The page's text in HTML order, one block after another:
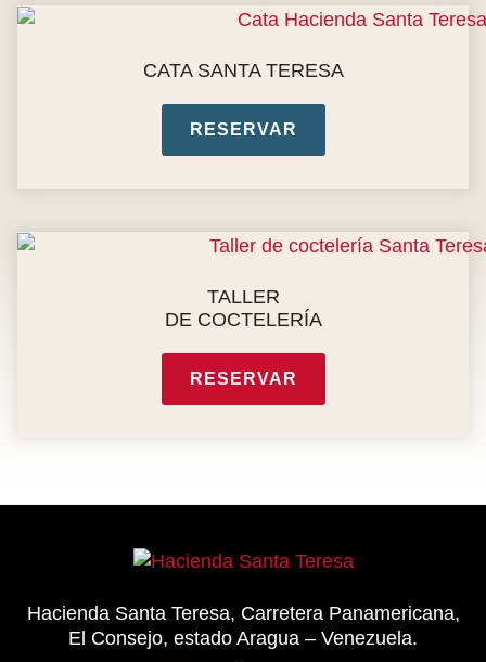
CATA SANTA TERESA
RESERVAR
TALLER
DE COCTELERÍA
RESERVAR
Hacienda Santa Teresa, Carretera Panamericana,
El Consejo, estado Aragua – Venezuela.